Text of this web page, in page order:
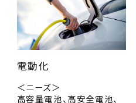
電動化
＜ニーズ＞
高容量電池、高安全電池、